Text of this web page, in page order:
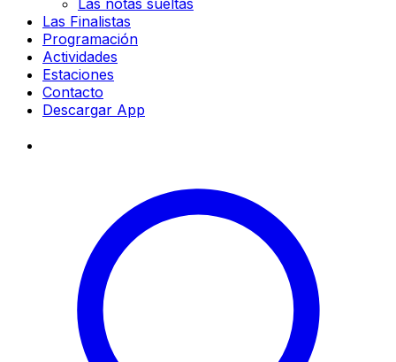
Las notas sueltas
Las Finalistas
Programación
Actividades
Estaciones
Contacto
Descargar App